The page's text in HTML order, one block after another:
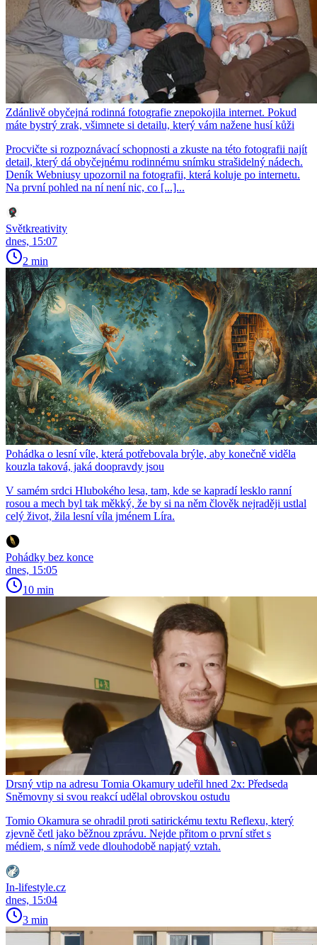
Zdánlivě obyčejná rodinná fotografie znepokojila internet. Pokud
máte bystrý zrak, všimnete si detailu, který vám nažene husí kůži
Procvičte si rozpoznávací schopnosti a zkuste na této fotografii najít
detail, který dá obyčejnému rodinnému snímku strašidelný nádech.
Deník Webniusy upozornil na fotografii, která koluje po internetu.
Na první pohled na ní není nic, co [...]...
Světkreativity
dnes, 15:07
2 min
Pohádka o lesní víle, která potřebovala brýle, aby konečně viděla
kouzla taková, jaká doopravdy jsou
V samém srdci Hlubokého lesa, tam, kde se kapradí lesklo ranní
rosou a mech byl tak měkký, že by si na něm člověk nejraději ustlal
celý život, žila lesní víla jménem Líra.
Pohádky bez konce
dnes, 15:05
10 min
Drsný vtip na adresu Tomia Okamury udeřil hned 2x: Předseda
Sněmovny si svou reakcí udělal obrovskou ostudu
Tomio Okamura se ohradil proti satirickému textu Reflexu, který
zjevně četl jako běžnou zprávu. Nejde přitom o první střet s
médiem, s nímž vede dlouhodobě napjatý vztah.
In-lifestyle.cz
dnes, 15:04
3 min